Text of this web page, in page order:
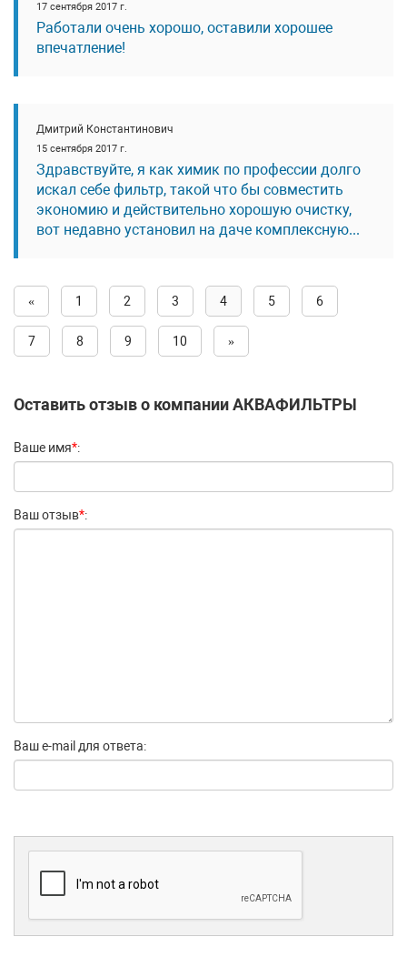
17 сентября 2017 г.
Работали очень хорошо, оставили хорошее
впечатление!
Дмитрий Константинович
15 сентября 2017 г.
Здравствуйте, я как химик по профессии долго
искал себе фильтр, такой что бы совместить
экономию и действительно хорошую очистку,
вот недавно установил на даче комплексную...
« 1 2 3 4 5 6
7 8 9 10 »
Оставить отзыв о компании АКВАФИЛЬТРЫ
Ваше имя*:
Ваш отзыв*:
Ваш e-mail для ответа: